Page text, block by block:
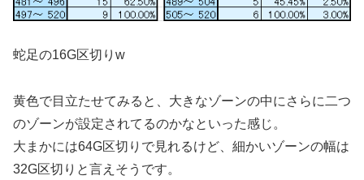
蛇足の16G区切りw
黄色で目立たせてみると、大きなゾーンの中にさらに二つ
のゾーンが設定されてるのかなといった感じ。
大まかには64G区切りで見れるけど、細かいゾーンの幅は
32G区切りと言えそうです。